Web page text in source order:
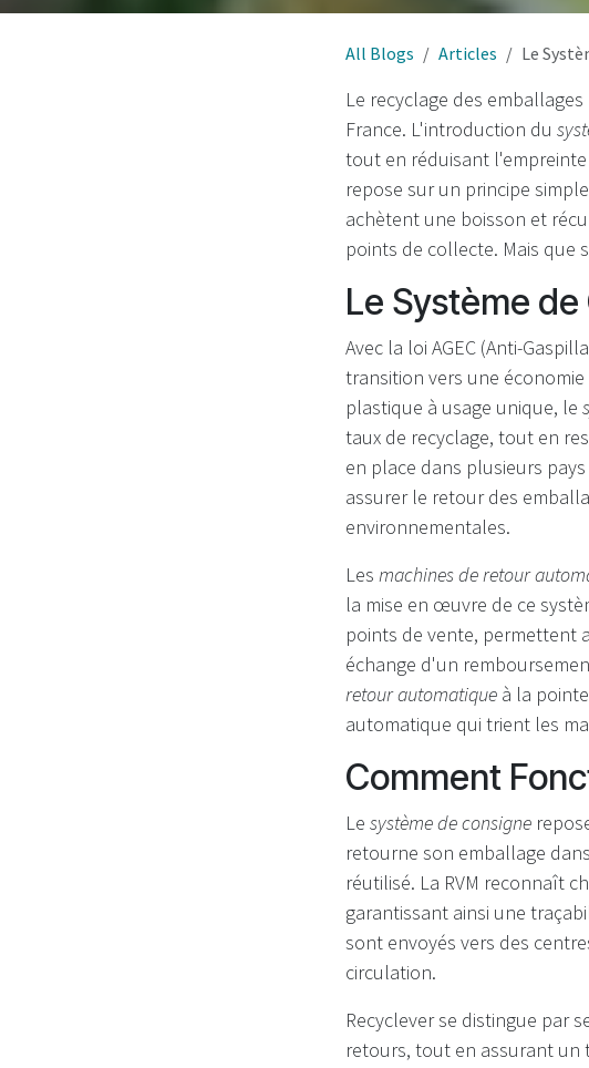
All Blogs Articles Le
Le recyclage des
France. L'introduction du
tout en réduisant l'empreinte
repose sur un principe
achètent une boisson et
points de collecte. Mais que
Le Système
Avec la loi AGEC (Anti-
transition vers une
plastique à usage unique, le
taux de recyclage, tout en
en place dans plusieurs
assurer le retour des
environnementales.
Les machines de retour
la mise en œuvre de ce
points de vente, permettent
échange d'un
retour automatique à la
automatique qui trient les
Comment
Le système de consigne
retourne son emballage
réutilisé. La RVM reconnaît
garantissant ainsi une
sont envoyés vers des
circulation.
Recyclever se distingue par
retours, tout en assurant un